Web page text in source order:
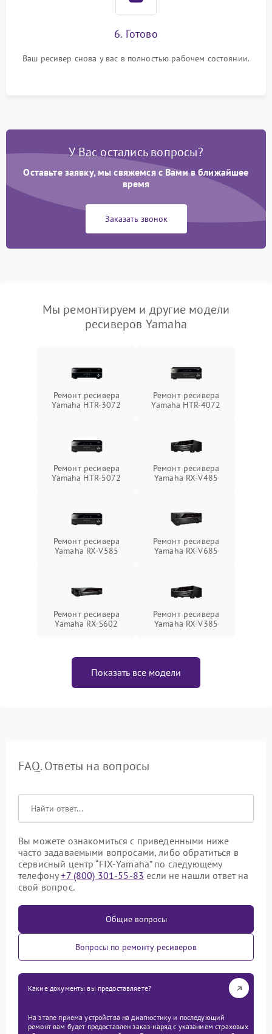
6. Готово
Ваш ресивер снова у вас в полностью рабочем состоянии.
У Вас остались вопросы?
Оставьте заявку, мы свяжемся с Вами в ближайшее
время
Заказать звонок
Мы ремонтируем и другие модели
ресиверов Yamaha
Ремонт ресивера
Yamaha HTR-3072
Ремонт ресивера
Yamaha HTR-4072
Ремонт ресивера
Yamaha HTR-5072
Ремонт ресивера
Yamaha RX-V485
Ремонт ресивера
Yamaha RX-V585
Ремонт ресивера
Yamaha RX-V685
Ремонт ресивера
Yamaha RX-S602
Ремонт ресивера
Yamaha RX-V385
Показать все модели
FAQ. Ответы на вопросы
Вы можете ознакомиться с приведенными ниже
часто задаваемыми вопросами, либо обратиться в
сервисный центр “FIX-Yamaha” по следующему
телефону+7 (800) 301-55-83 если не нашли ответ на
свой вопрос.
Общие вопросы
Вопросы по ремонту ресиверов
Какие документы вы предоставляете?
На этапе приема устройства на диагностику и последующий
ремонт вам будет предоставлен заказ-наряд с указанием страховых